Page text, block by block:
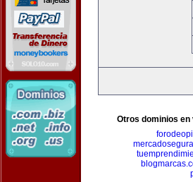
Otros dominios en